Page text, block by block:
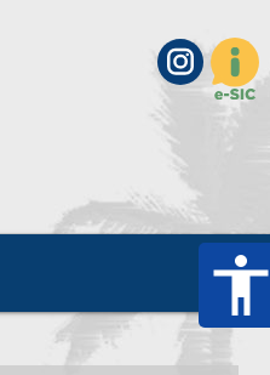
accessibility